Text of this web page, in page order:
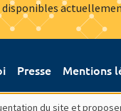
Presse Mentions
du site et